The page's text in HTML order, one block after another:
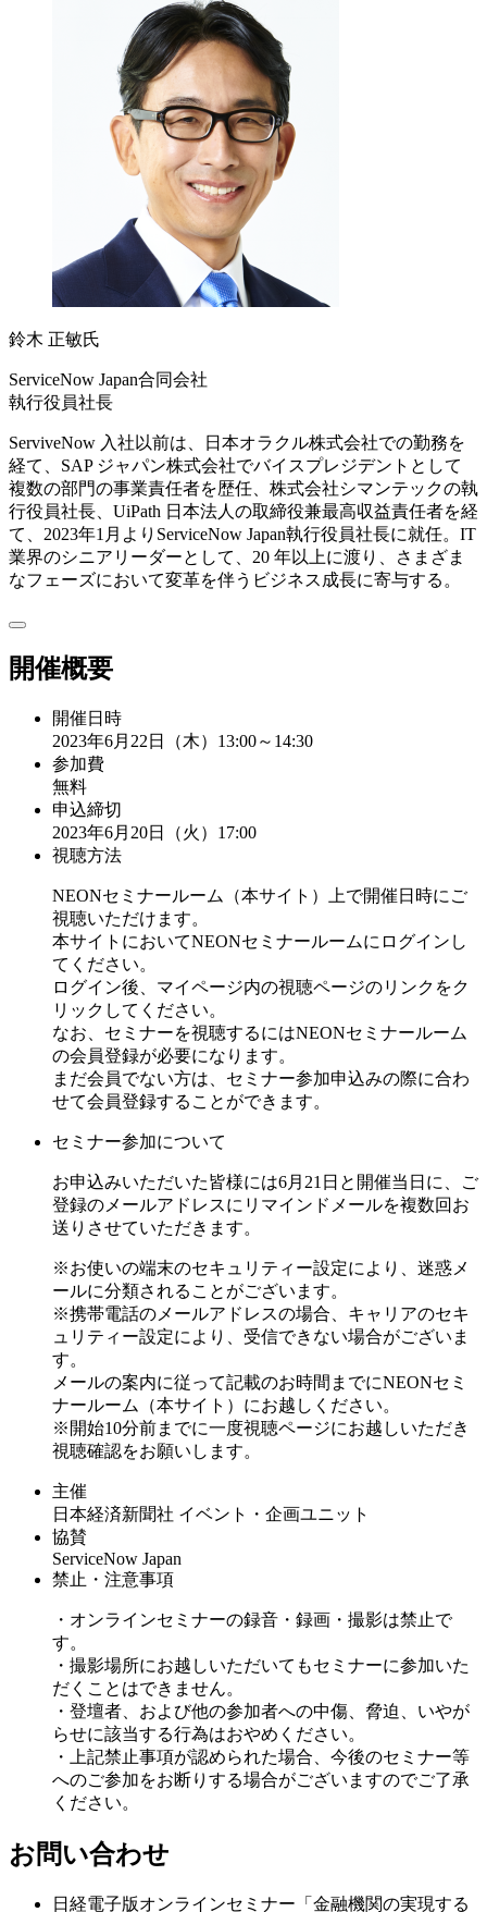
鈴木 正敏氏
ServiceNow Japan合同会社
執行役員社長
ServiveNow 入社以前は、日本オラクル株式会社での勤務を
経て、SAP ジャパン株式会社でバイスプレジデントとして
複数の部門の事業責任者を歴任、株式会社シマンテックの執
行役員社長、UiPath 日本法人の取締役兼最高収益責任者を経
て、2023年1月よりServiceNow Japan執行役員社長に就任。IT
業界のシニアリーダーとして、20 年以上に渡り、さまざま
なフェーズにおいて変革を伴うビジネス成長に寄与する。
開催概要
開催日時
2023年6月22日（木）13:00～14:30
参加費
無料
申込締切
2023年6月20日（火）17:00
視聴方法
NEONセミナールーム（本サイト）上で開催日時にご
視聴いただけます。
本サイトにおいてNEONセミナールームにログインし
てください。
ログイン後、マイページ内の視聴ページのリンクをク
リックしてください。
なお、セミナーを視聴するにはNEONセミナールーム
の会員登録が必要になります。
まだ会員でない方は、セミナー参加申込みの際に合わ
せて会員登録することができます。
セミナー参加について
お申込みいただいた皆様には6月21日と開催当日に、ご
登録のメールアドレスにリマインドメールを複数回お
送りさせていただきます。
※お使いの端末のセキュリティー設定により、迷惑メ
ールに分類されることがございます。
※携帯電話のメールアドレスの場合、キャリアのセキ
ュリティー設定により、受信できない場合がございま
す。
メールの案内に従って記載のお時間までにNEONセミ
ナールーム（本サイト）にお越しください。
※開始10分前までに一度視聴ページにお越しいただき
視聴確認をお願いします。
主催
日本経済新聞社 イベント・企画ユニット
協賛
ServiceNow Japan
禁止・注意事項
・オンラインセミナーの録音・録画・撮影は禁止で
す。
・撮影場所にお越しいただいてもセミナーに参加いた
だくことはできません。
・登壇者、および他の参加者への中傷、脅迫、いやが
らせに該当する行為はおやめください。
・上記禁止事項が認められた場合、今後のセミナー等
へのご参加をお断りする場合がございますのでご了承
ください。
お問い合わせ
日経電子版オンラインセミナー「金融機関の実現する